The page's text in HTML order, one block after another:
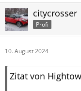
citycrosser
Profi
10. August 2024
Zitat von